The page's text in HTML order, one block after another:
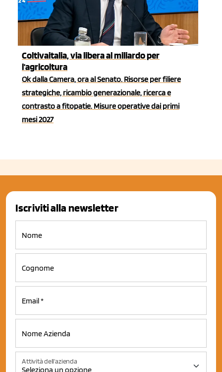
Coltivaitalia, via libera al miliardo per
l'agricoltura
Ok dalla Camera, ora al Senato. Risorse per filiere
strategiche, ricambio generazionale, ricerca e
contrasto a fitopatie. Misure operative dai primi
mesi 2027
Iscriviti alla newsletter
Attività dell'azienda